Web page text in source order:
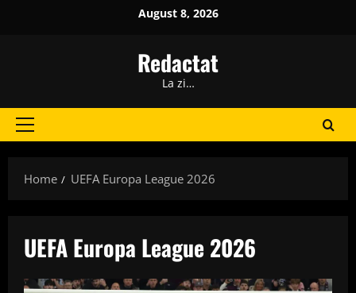
August 8, 2026
Redactat
La zi…
Primary
Home
UEFA Europa League 2026
UEFA Europa League 2026